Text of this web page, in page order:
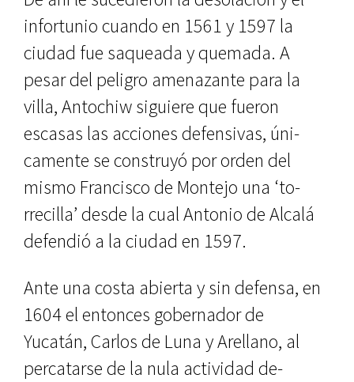
infortunio cuando en 1561 y 1597 la
ciudad fue saqueada y quemada. A
pesar del peligro amenazante para la
villa, Antochiw siguiere que fueron
escasas las acciones defensivas, úni­
camente se construyó por orden del
mismo Francisco de Montejo una ‘to­
rrecilla’ desde la cual Antonio de Al­calá
defendió a la ciudad en 1597.
Ante una costa abierta y sin defen­sa, en
1604 el entonces gobernador de
Yucatán, Carlos de Luna y Arellano, al
percatarse de la nula actividad de­